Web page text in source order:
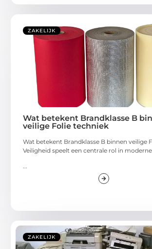
ZAKELIJK
Wat betekent Brandklasse B
veilige Folie techniek
Wat betekent Brandklasse B binnen veilige
Veiligheid speelt een centrale rol in moderne
...
ZAKELIJK